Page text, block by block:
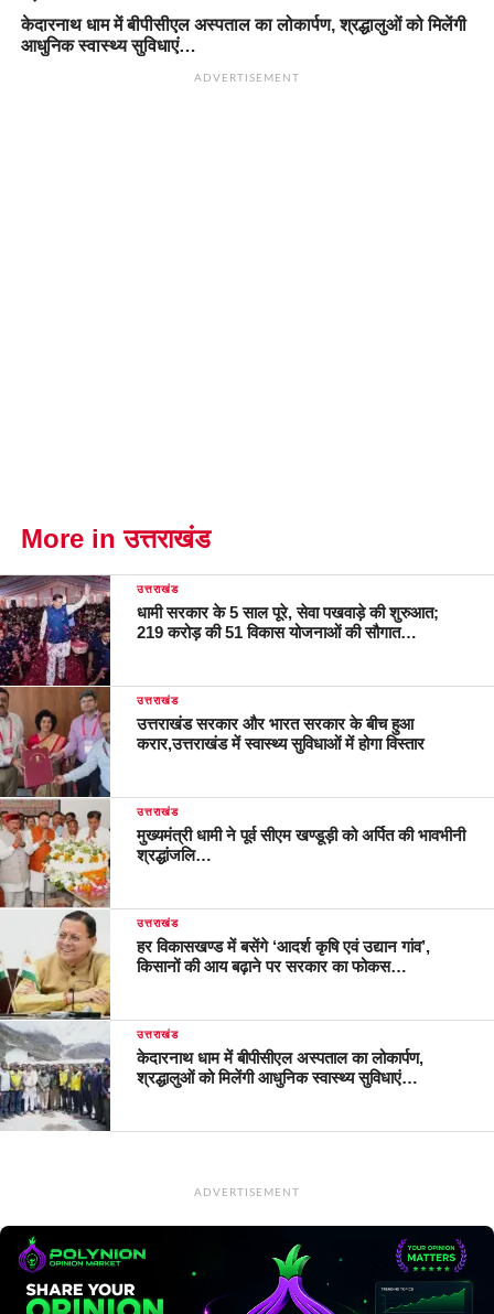
केदारनाथ धाम में बीपीसीएल अस्पताल का लोकार्पण, श्रद्धालुओं को मिलेंगी
आधुनिक स्वास्थ्य सुविधाएं…
ADVERTISEMENT
More in उत्तराखंड
उत्तराखंड
धामी सरकार के 5 साल पूरे, सेवा पखवाड़े की शुरुआत;
219 करोड़ की 51 विकास योजनाओं की सौगात…
उत्तराखंड
उत्तराखंड सरकार और भारत सरकार के बीच हुआ
करार,उत्तराखंड में स्वास्थ्य सुविधाओं में होगा विस्तार
उत्तराखंड
मुख्यमंत्री धामी ने पूर्व सीएम खण्डूड़ी को अर्पित की भावभीनी
श्रद्धांजलि…
उत्तराखंड
हर विकासखण्ड में बसेंगे ‘आदर्श कृषि एवं उद्यान गांव’,
किसानों की आय बढ़ाने पर सरकार का फोकस…
उत्तराखंड
केदारनाथ धाम में बीपीसीएल अस्पताल का लोकार्पण,
श्रद्धालुओं को मिलेंगी आधुनिक स्वास्थ्य सुविधाएं…
ADVERTISEMENT